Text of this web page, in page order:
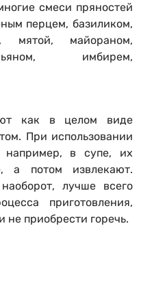
смеси пряностей
перцем, базиликом,
мятой, майораном,
имбирем,
как в целом виде
При использовании
например, в супе, их
а потом извлекают.
лучше всего
приготовления,
не приобрести горечь.